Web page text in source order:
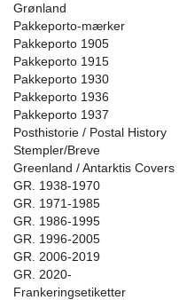
Grønland
Pakkeporto-mærker
Pakkeporto 1905
Pakkeporto 1915
Pakkeporto 1930
Pakkeporto 1936
Pakkeporto 1937
Posthistorie / Postal History
Stempler/Breve
Greenland / Antarktis Covers
GR. 1938-1970
GR. 1971-1985
GR. 1986-1995
GR. 1996-2005
GR. 2006-2019
GR. 2020-
Frankeringsetiketter